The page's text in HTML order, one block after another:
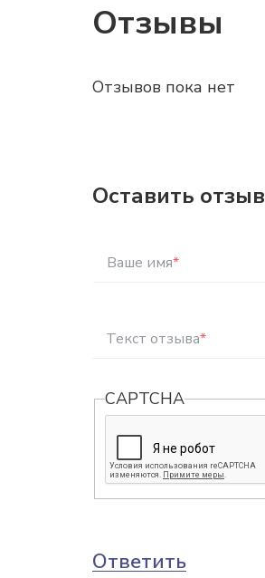
Отзывы
Отзывов пока нет
Оставить отзыв
Ваше имя*
Текст отзыва*
CAPTCHA
Ответить